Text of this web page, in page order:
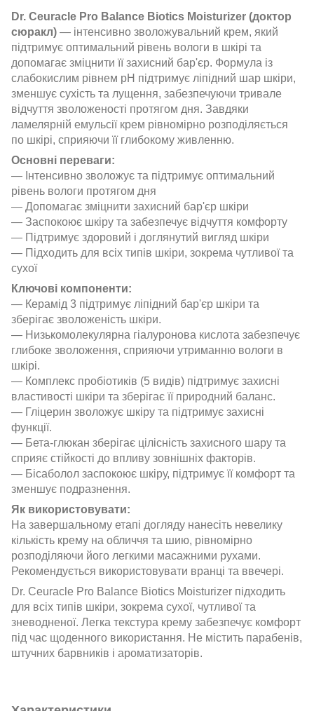
Dr. Ceuracle Pro Balance Biotics Moisturizer (доктор
сюракл) — інтенсивно зволожувальний крем, який
підтримує оптимальний рівень вологи в шкірі та
допомагає зміцнити її захисний бар'єр. Формула із
слабокислим рівнем pH підтримує ліпідний шар шкіри,
зменшує сухість та лущення, забезпечуючи тривале
відчуття зволоженості протягом дня. Завдяки
ламелярній емульсії крем рівномірно розподіляється
по шкірі, сприяючи її глибокому живленню.
Основні переваги:
— Інтенсивно зволожує та підтримує оптимальний
рівень вологи протягом дня
— Допомагає зміцнити захисний бар'єр шкіри
— Заспокоює шкіру та забезпечує відчуття комфорту
— Підтримує здоровий і доглянутий вигляд шкіри
— Підходить для всіх типів шкіри, зокрема чутливої та
сухої
Ключові компоненти:
— Керамід 3 підтримує ліпідний бар'єр шкіри та
зберігає зволоженість шкіри.
— Низькомолекулярна гіалуронова кислота забезпечує
глибоке зволоження, сприяючи утриманню вологи в
шкірі.
— Комплекс пробіотиків (5 видів) підтримує захисні
властивості шкіри та зберігає її природний баланс.
— Гліцерин зволожує шкіру та підтримує захисні
функції.
— Бета-глюкан зберігає цілісність захисного шару та
сприяє стійкості до впливу зовнішніх факторів.
— Бісаболол заспокоює шкіру, підтримує її комфорт та
зменшує подразнення.
Як використовувати:
На завершальному етапі догляду нанесіть невелику
кількість крему на обличчя та шию, рівномірно
розподіляючи його легкими масажними рухами.
Рекомендується використовувати вранці та ввечері.
Dr. Ceuracle Pro Balance Biotics Moisturizer підходить
для всіх типів шкіри, зокрема сухої, чутливої та
зневодненої. Легка текстура крему забезпечує комфорт
під час щоденного використання. Не містить парабенів,
штучних барвників і ароматизаторів.